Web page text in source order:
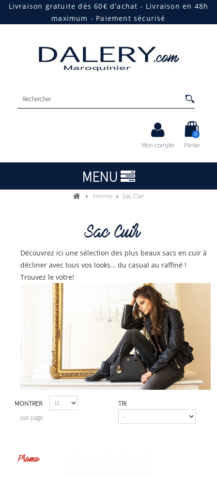
Livraison gratuite dès 60€ d'achat - Livraison en 48h
maximum - Paiement sécurisé
0
Panier
Mon compte
MENU
Femme Sac Cuir
Sac Cuir
Découvrez ici une sélection des plus beaux sacs en cuir à
décliner avec tous vos looks… du casual au raffiné !
Trouvez le votre!
TRI
MONTRER
par page